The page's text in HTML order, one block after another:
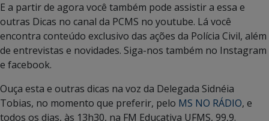
E a partir de agora você também pode assistir a essa e
outras Dicas no canal da PCMS no youtube. Lá você
encontra conteúdo exclusivo das ações da Polícia Civil, além
de entrevistas e novidades. Siga-nos também no Instagram
e facebook.
Ouça esta e outras dicas na voz da Delegada Sidnéia
Tobias, no momento que preferir, pelo MS NO RÁDIO, e
todos os dias, às 13h30, na FM Educativa UFMS, 99,9.